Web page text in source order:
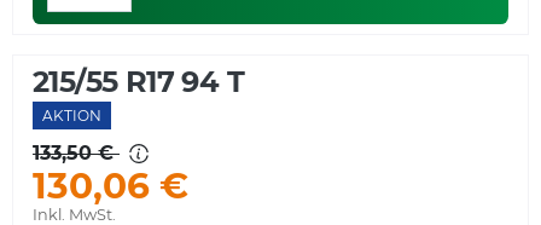
215/55 R17 94 T
AKTION
133,50 €
130,06 €
Inkl. MwSt.